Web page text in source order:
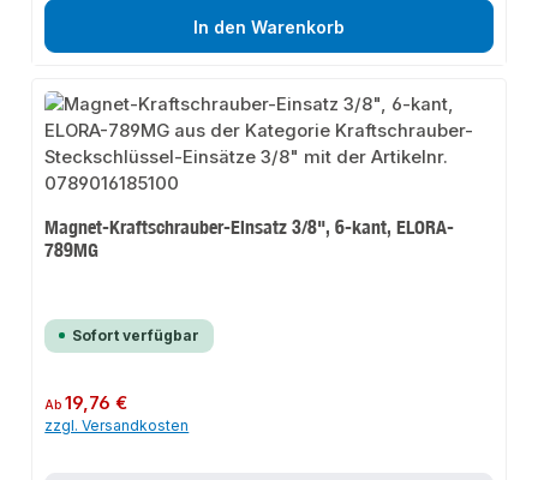
In den Warenkorb
Magnet-Kraftschrauber-Einsatz 3/8", 6-kant, ELORA-
789MG
Sofort verfügbar
Regulärer Preis:
Ab19,76 €
zzgl. Versandkosten